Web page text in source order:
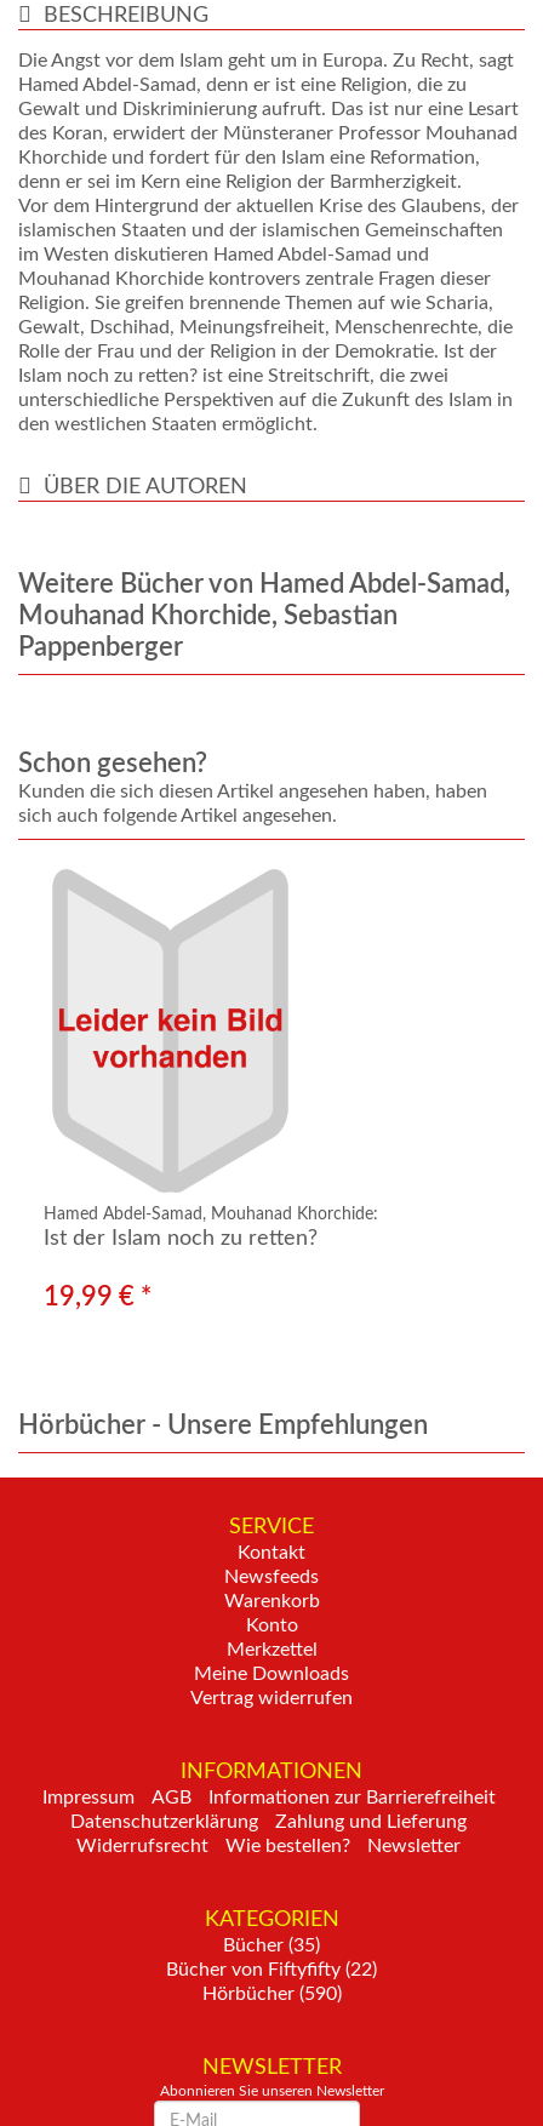
BESCHREIBUNG
Die Angst vor dem Islam geht um in Europa. Zu Recht, sagt
Hamed Abdel-Samad, denn er ist eine Religion, die zu
Gewalt und Diskriminierung aufruft. Das ist nur eine Lesart
des Koran, erwidert der Münsteraner Professor Mouhanad
Khorchide und fordert für den Islam eine Reformation,
denn er sei im Kern eine Religion der Barmherzigkeit.
Vor dem Hintergrund der aktuellen Krise des Glaubens, der
islamischen Staaten und der islamischen Gemeinschaften
im Westen diskutieren Hamed Abdel-Samad und
Mouhanad Khorchide kontrovers zentrale Fragen dieser
Religion. Sie greifen brennende Themen auf wie Scharia,
Gewalt, Dschihad, Meinungsfreiheit, Menschenrechte, die
Rolle der Frau und der Religion in der Demokratie. Ist der
Islam noch zu retten? ist eine Streitschrift, die zwei
unterschiedliche Perspektiven auf die Zukunft des Islam in
den westlichen Staaten ermöglicht.
ÜBER DIE AUTOREN
Weitere Bücher von Hamed Abdel-Samad,
Mouhanad Khorchide, Sebastian
Pappenberger
Schon gesehen?
Kunden die sich diesen Artikel angesehen haben, haben
sich auch folgende Artikel angesehen.
Hamed Abdel-Samad, Mouhanad Khorchide:
Ist der Islam noch zu retten?
19,99 € *
Hörbücher - Unsere Empfehlungen
SERVICE
Kontakt
Newsfeeds
Warenkorb
Konto
Merkzettel
Meine Downloads
Vertrag widerrufen
INFORMATIONEN
Impressum AGB
Informationen zur Barrierefreiheit
Datenschutzerklärung
Zahlung und Lieferung
Widerrufsrecht
Wie bestellen? Newsletter
KATEGORIEN
Bücher (35)
Bücher von Fiftyfifty (22)
Hörbücher (590)
NEWSLETTER
Abonnieren Sie unseren Newsletter